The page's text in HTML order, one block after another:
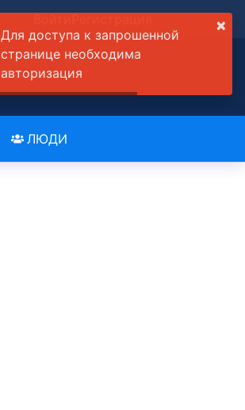
ЛЮДИ
×
Для доступа к запрошенной
странице необходима
авторизация